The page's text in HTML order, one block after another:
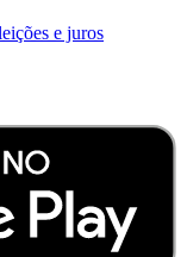
e juros